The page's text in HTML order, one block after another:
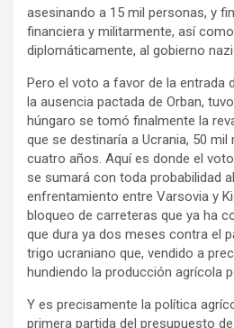
asesinando a 15 mil personas, y
financiera y militarmente, así
diplomáticamente, al gobierno
Pero el voto a favor de la entrada
la ausencia pactada de Orban,
húngaro se tomó finalmente la
que se destinaría a Ucrania, 50
cuatro años. Aquí es donde el
se sumará con toda probabilidad
enfrentamiento entre Varsovia y
bloqueo de carreteras que ya ha
que dura ya dos meses contra el
trigo ucraniano que, vendido a
hundiendo la producción agrícola
Y es precisamente la política
primera partida del presupuesto